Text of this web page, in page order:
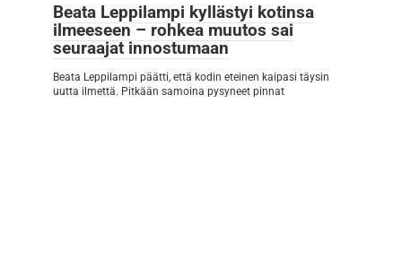
Beata Leppilampi kyllästyi kotinsa
ilmeeseen – rohkea muutos sai
seuraajat innostumaan
Beata Leppilampi päätti, että kodin eteinen kaipasi täysin
uutta ilmettä. Pitkään samoina pysyneet pinnat